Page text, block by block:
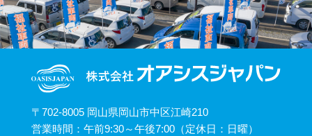
〒702-8005 岡山県岡山市中区江崎210
営業時間：午前9:30～午後7:00（定休日：日曜）